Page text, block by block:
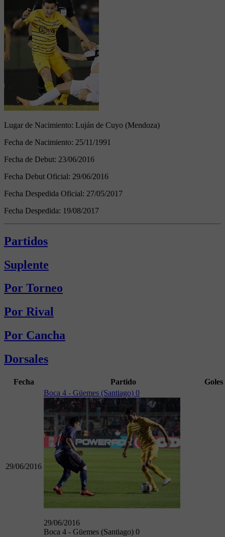
Lugar de Nacimiento: Luján de Cuyo (Mendoza)
Fecha de Nacimiento: 25/11/1991
Fecha de Debut: 23/06/2016
Fecha Debut Oficial: 29/06/2016
Fecha Despedida Oficial: 27/05/2017
Fecha Despedida: 19/08/2017
Partidos
Suplente
Por Torneo
Por Rival
Por Cancha
Dorsales
Fecha Partido Goles
29/06/2016
Boca 4 - Güemes (Santiago) 0
29/06/2016
Boca 4 - Güemes (Santiago) 0